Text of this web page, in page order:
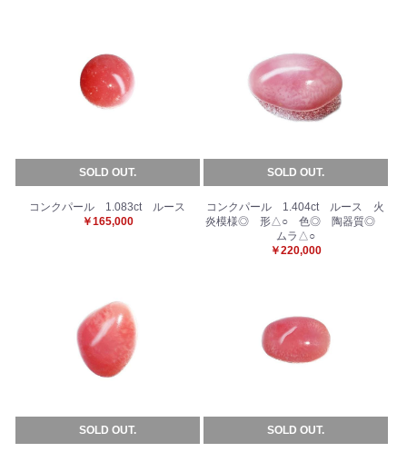
SOLD OUT.
コンクパール 1.083ct ルース
￥165,000
SOLD OUT.
コンクパール 1.404ct ルース 火
炎模様◎ 形△○ 色◎ 陶器質◎
ムラ△○
￥220,000
SOLD OUT. SOLD OUT.